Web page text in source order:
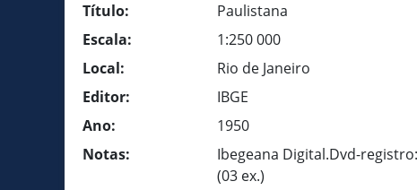
Título:
Paulistana
Escala:
1:250 000
Local:
Rio de Janeiro
Editor:
IBGE
Ano:
1950
Notas:
Ibegeana Digital.Dvd-
(03 ex.)